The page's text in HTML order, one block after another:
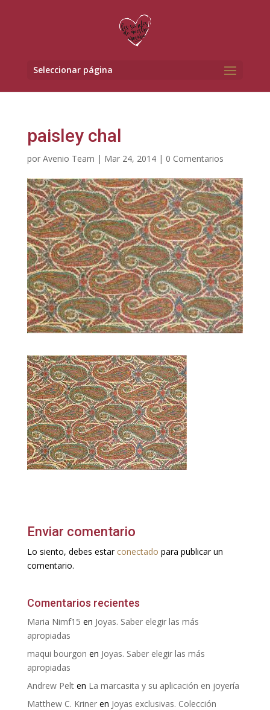
Seleccionar página
paisley chal
por Avenio Team | Mar 24, 2014| 0 Comentarios
Enviar comentario
Lo siento, debes estar conectado para publicar un
comentario.
Comentarios recientes
Maria Nimf15 en Joyas. Saber elegir las más
apropiadas
maqui bourgon en Joyas. Saber elegir las más
apropiadas
Andrew Pelten La marcasita y su aplicación en joyería
Matthew C. Krineren Joyas exclusivas. Colección